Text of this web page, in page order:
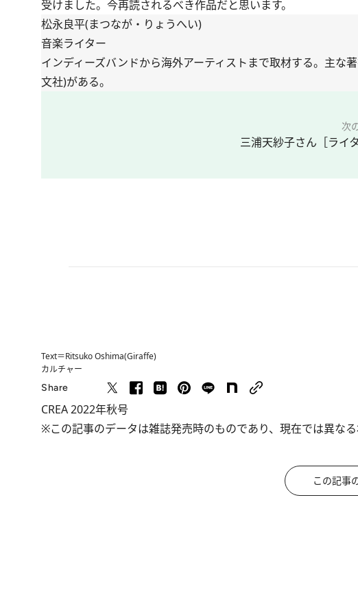
受けました。今再読されるべき作品だと思います。
松永良平(まつなが・りょうへい)
音楽ライター
インディーズバンドから海外アーティストまで取材する。主な
文社)がある。
次
三浦天紗子さん［ライ
Text＝Ritsuko Oshima(Giraffe)
カルチャー
Share
CREA 2022年秋号
※この記事のデータは雑誌発売時のものであり、現在では異なる
この記事